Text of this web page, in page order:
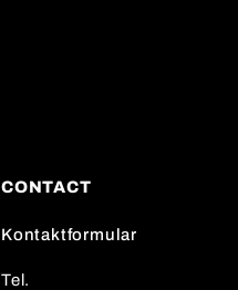
CONTACT
Kontaktformular
Tel.